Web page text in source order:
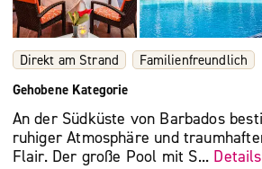
Direkt am Strand
Familienfreundlich
Gehobene Kategorie
An der Südküste von Barbados
ruhiger Atmosphäre und
Flair. Der große Pool mit S... Details